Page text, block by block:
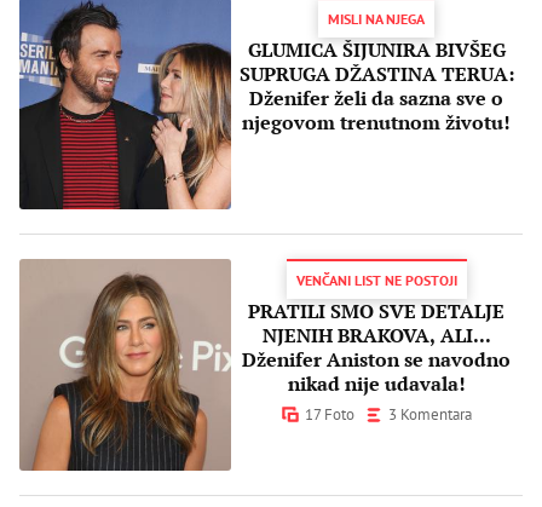
MISLI NA NJEGA
GLUMICA ŠIJUNIRA BIVŠEG
SUPRUGA DŽASTINA TERUA:
Dženifer želi da sazna sve o
njegovom trenutnom životu!
VENČANI LIST NE POSTOJI
PRATILI SMO SVE DETALJE
NJENIH BRAKOVA, ALI...
Dženifer Aniston se navodno
nikad nije udavala!
17 Foto 3 Komentara